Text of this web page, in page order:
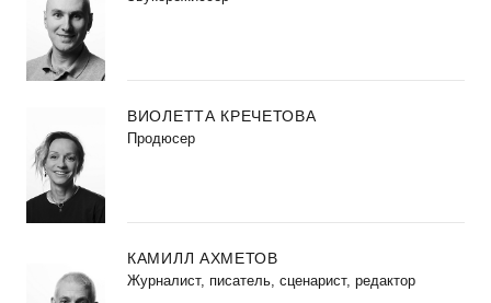
ВИОЛЕТТА КРЕЧЕТОВА
Продюсер
КАМИЛЛ АХМЕТОВ
Журналист, писатель, сценарист, редактор